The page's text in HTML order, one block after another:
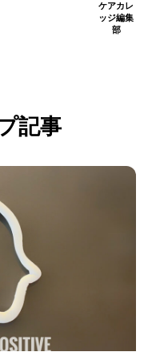
ケアカレ
ッジ編集
部
記事